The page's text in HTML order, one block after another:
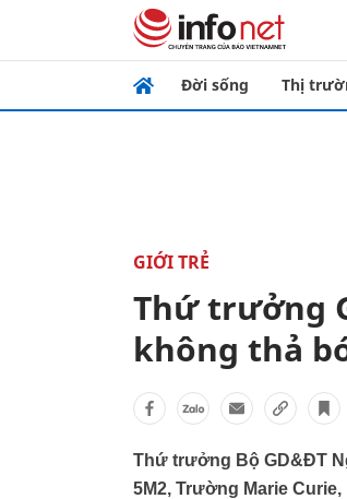
Đời sống Thị
GIỚI TRẺ
Thứ trưởng
không thả
Thứ trưởng Bộ GD&ĐT
5M2, Trường Marie